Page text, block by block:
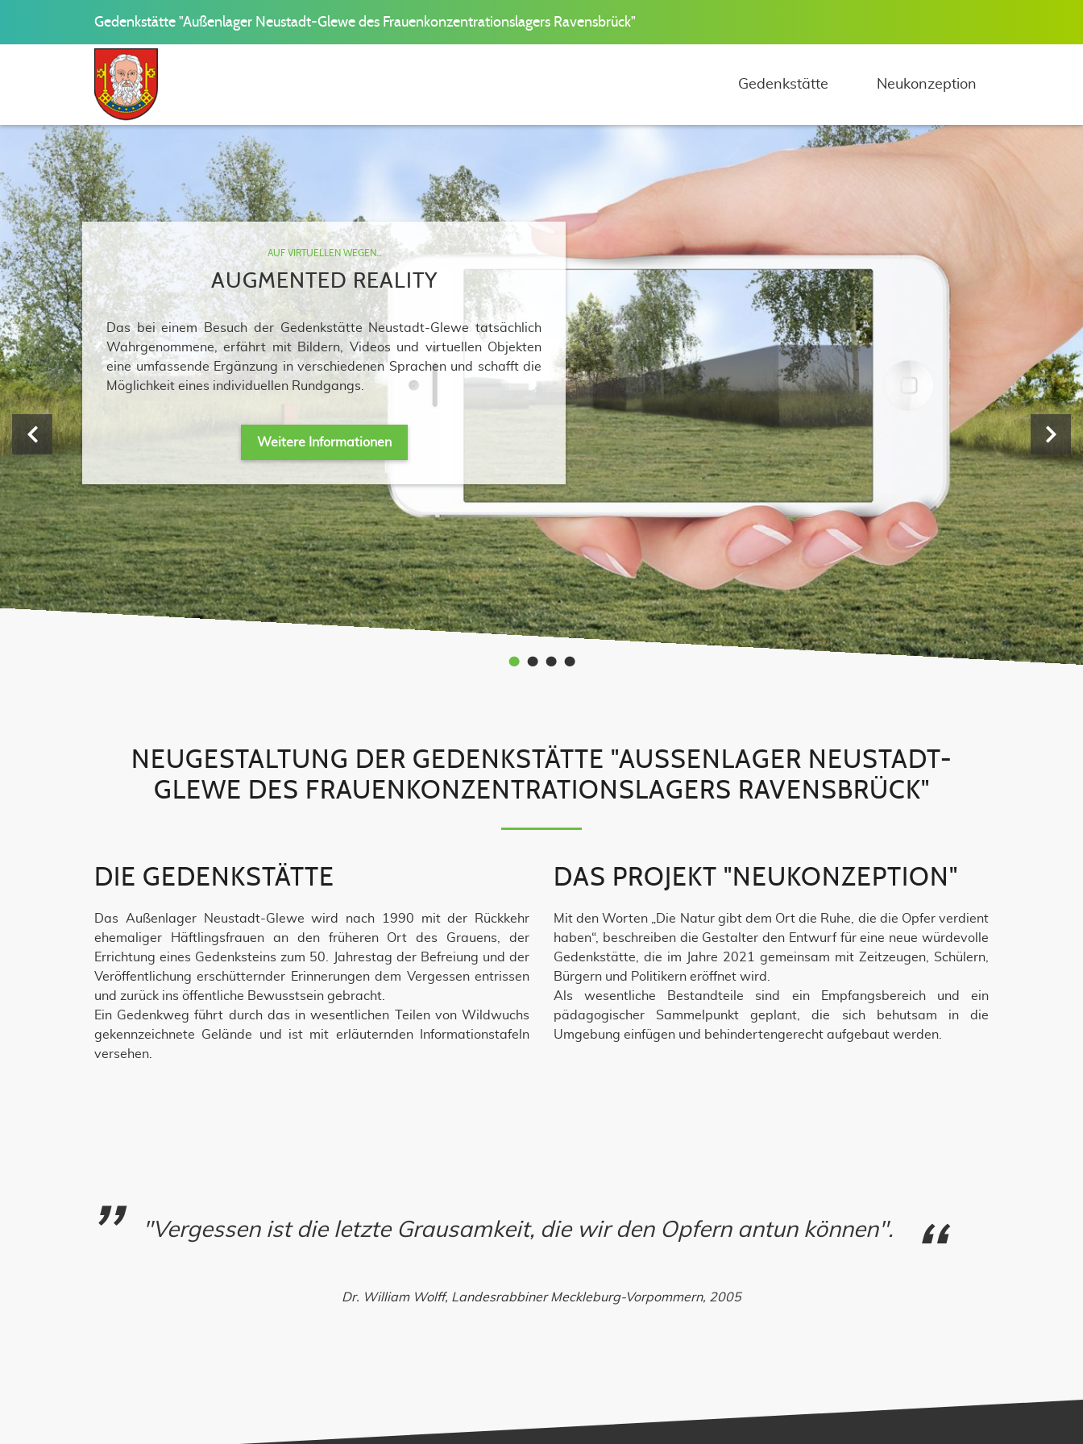
Gedenkstätte "Außenlager Neustadt-Glewe des Frauenkonzentrationslagers Ravensbrück"
Gedenkstätte
Neukonzeption
AUF VIRTUELLEN WEGEN...
AUGMENTED REALITY
Das bei einem Besuch der Gedenkstätte Neustadt-Glewe tatsächlich
Wahrgenommene, erfährt mit Bildern, Videos und virtuellen Objekten
eine umfassende Ergänzung in verschiedenen Sprachen und schafft die
Möglichkeit eines individuellen Rundgangs.
Weitere Informationen
• • • •
NEUGESTALTUNG DER GEDENKSTÄTTE "AUSSENLAGER NEUSTADT-G
LEWE DES FRAUENKONZENTRATIONSLAGERS RAVENSBRÜCK"
DIE GEDENKSTÄTTE
Das Außenlager Neustadt-Glewe wird nach 1990 mit der Rückkehr
ehemaliger Häftlingsfrauen an den früheren Ort des Grauens, der
Errichtung eines Gedenksteins zum 50. Jahrestag der Befreiung und der
Veröffentlichung erschütternder Erinnerungen dem Vergessen entrissen
und zurück ins öffentliche Bewusstsein gebracht.
Ein Gedenkweg führt durch das in wesentlichen Teilen von Wildwuchs
gekennzeichnete Gelände und ist mit erläuternden Informationstafeln
versehen.
DAS PROJEKT "NEUKONZEPTION"
Mit den Worten „Die Natur gibt dem Ort die Ruhe, die die Opfer verdient
haben“, beschreiben die Gestalter den Entwurf für eine neue würdevolle
Gedenkstätte, die im Jahre 2021 gemeinsam mit Zeitzeugen, Schülern,
Bürgern und Politikern eröffnet wird.
Als wesentliche Bestandteile sind ein Empfangsbereich und ein
pädagogischer Sammelpunkt geplant, die sich behutsam in die
Umgebung einfügen und behindertengerecht aufgebaut werden.
"Vergessen ist die letzte Grausamkeit, die wir den Opfern antun können".
Dr. William Wolff, Landesrabbiner Meckleburg-Vorpommern, 2005